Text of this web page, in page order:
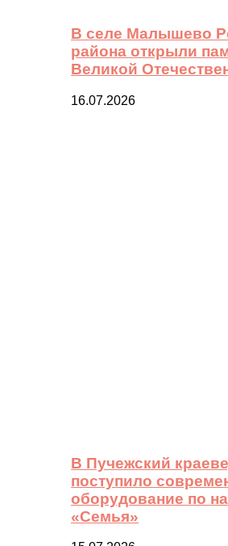
В селе Малышево
района открыли
Великой
16.07.2026
В Пучежский
поступило
оборудование по
«Семья»